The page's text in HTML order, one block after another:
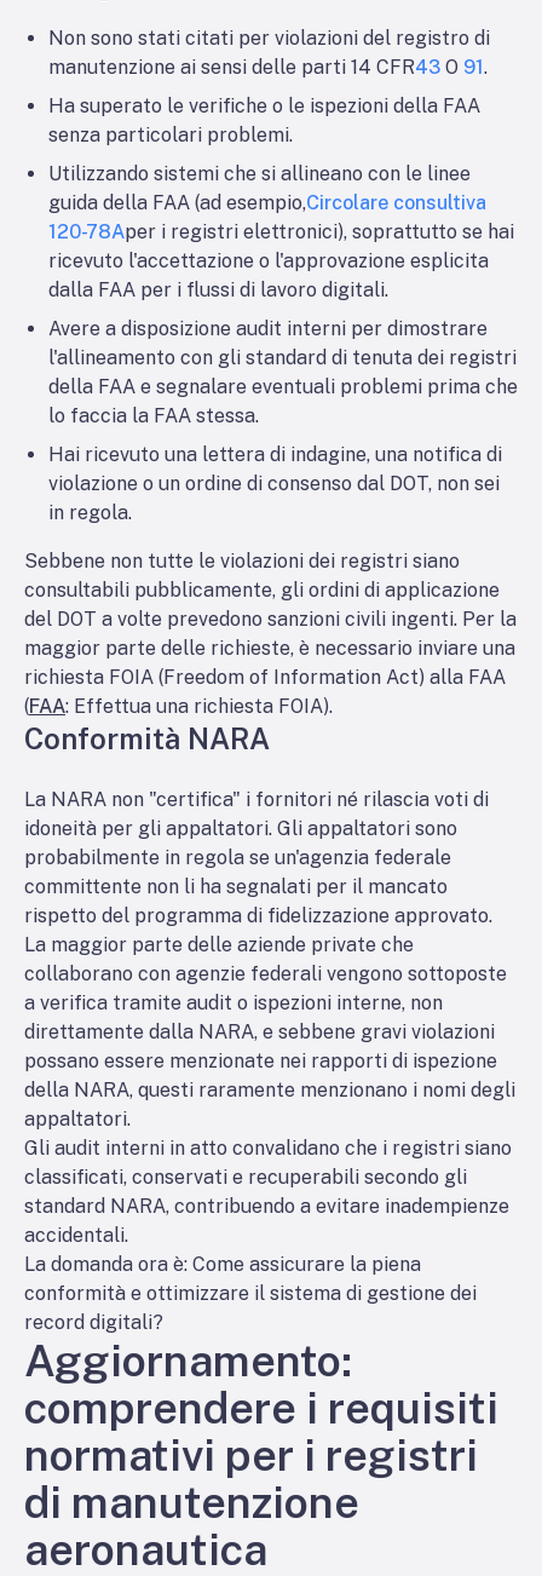
Non sono stati citati per violazioni del registro di
manutenzione ai sensi delle parti 14 CFR43 O 91.
Ha superato le verifiche o le ispezioni della FAA
senza particolari problemi.
Utilizzando sistemi che si allineano con le linee
guida della FAA (ad esempio,Circolare consultiva
120-78Aper i registri elettronici), soprattutto se hai
ricevuto l'accettazione o l'approvazione esplicita
dalla FAA per i flussi di lavoro digitali.
Avere a disposizione audit interni per dimostrare
l'allineamento con gli standard di tenuta dei registri
della FAA e segnalare eventuali problemi prima che
lo faccia la FAA stessa.
Hai ricevuto una lettera di indagine, una notifica di
violazione o un ordine di consenso dal DOT, non sei
in regola.
Sebbene non tutte le violazioni dei registri siano
consultabili pubblicamente, gli ordini di applicazione
del DOT a volte prevedono sanzioni civili ingenti. Per la
maggior parte delle richieste, è necessario inviare una
richiesta FOIA (Freedom of Information Act) alla FAA
(FAA: Effettua una richiesta FOIA).
Conformità NARA
La NARA non "certifica" i fornitori né rilascia voti di
idoneità per gli appaltatori. Gli appaltatori sono
probabilmente in regola se un'agenzia federale
committente non li ha segnalati per il mancato
rispetto del programma di fidelizzazione approvato.
La maggior parte delle aziende private che
collaborano con agenzie federali vengono sottoposte
a verifica tramite audit o ispezioni interne, non
direttamente dalla NARA, e sebbene gravi violazioni
possano essere menzionate nei rapporti di ispezione
della NARA, questi raramente menzionano i nomi degli
appaltatori.
Gli audit interni in atto convalidano che i registri siano
classificati, conservati e recuperabili secondo gli
standard NARA, contribuendo a evitare inadempienze
accidentali.
La domanda ora è: Come assicurare la piena
conformità e ottimizzare il sistema di gestione dei
record digitali?
Aggiornamento:
comprendere i requisiti
normativi per i registri
di manutenzione
aeronautica